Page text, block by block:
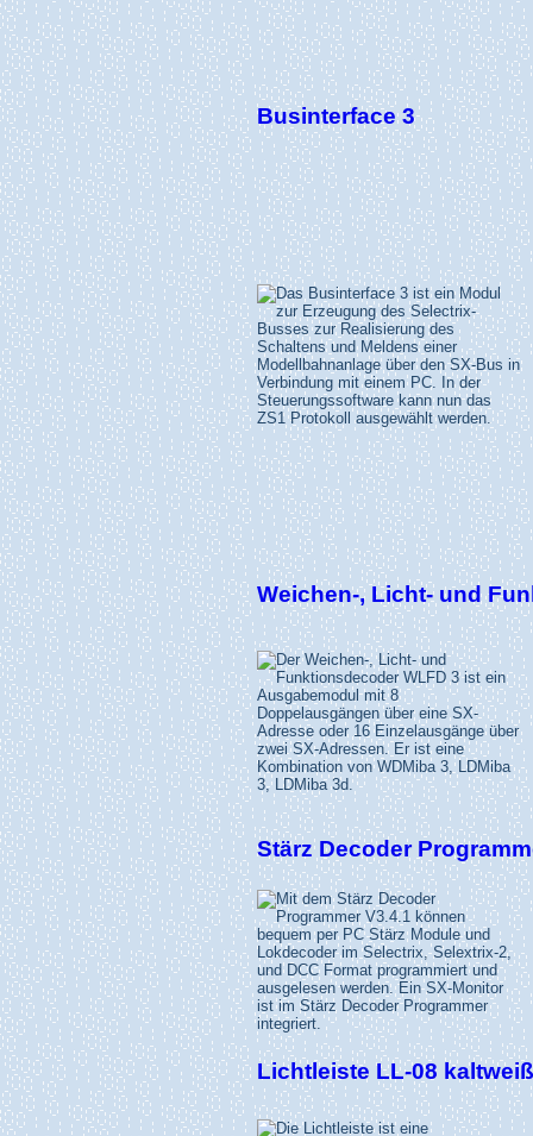
Businterface 3
Weichen-, Licht- und
Stärz Decoder
Lichtleiste LL-08